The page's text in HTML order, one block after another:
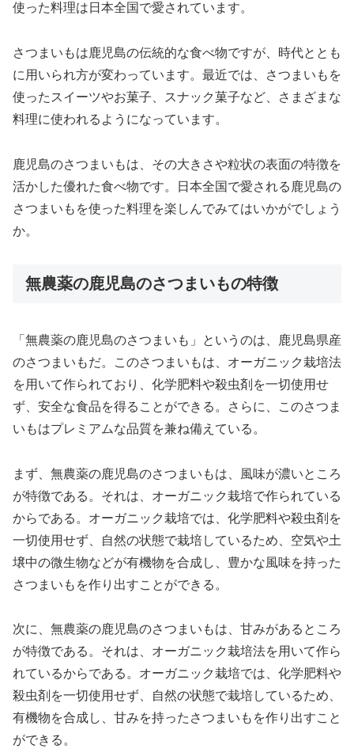
使った料理は日本全国で愛されています。
さつまいもは鹿児島の伝統的な食べ物ですが、時代ととも
に用いられ方が変わっています。最近では、さつまいもを
使ったスイーツやお菓子、スナック菓子など、さまざまな
料理に使われるようになっています。
鹿児島のさつまいもは、その大きさや粒状の表面の特徴を
活かした優れた食べ物です。日本全国で愛される鹿児島の
さつまいもを使った料理を楽しんでみてはいかがでしょう
か。
無農薬の鹿児島のさつまいもの特徴
「無農薬の鹿児島のさつまいも」というのは、鹿児島県産
のさつまいもだ。このさつまいもは、オーガニック栽培法
を用いて作られており、化学肥料や殺虫剤を一切使用せ
ず、安全な食品を得ることができる。さらに、このさつま
いもはプレミアムな品質を兼ね備えている。
まず、無農薬の鹿児島のさつまいもは、風味が濃いところ
が特徴である。それは、オーガニック栽培で作られている
からである。オーガニック栽培では、化学肥料や殺虫剤を
一切使用せず、自然の状態で栽培しているため、空気や土
壌中の微生物などが有機物を合成し、豊かな風味を持った
さつまいもを作り出すことができる。
次に、無農薬の鹿児島のさつまいもは、甘みがあるところ
が特徴である。それは、オーガニック栽培法を用いて作ら
れているからである。オーガニック栽培では、化学肥料や
殺虫剤を一切使用せず、自然の状態で栽培しているため、
有機物を合成し、甘みを持ったさつまいもを作り出すこと
ができる。